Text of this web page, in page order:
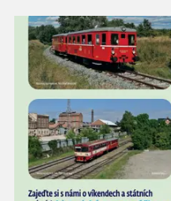
Prodejce prosíme
minut před
prodejních místech
plánujete přijít a
místo, potvrďte
ať víme, s kolika lidmi
prodejních míst je